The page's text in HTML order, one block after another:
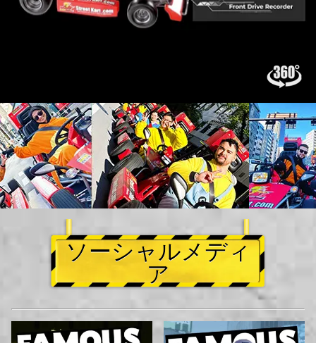
ソーシャルメディ
ア